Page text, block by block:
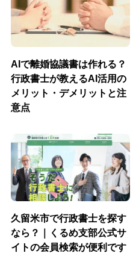
AIで離婚協議書は作れる？
行政書士が教えるAI活用の
メリット・デメリットと注
意点
久留米市で行政書士を探す
なら？｜くるめ支部公式サ
イトの会員検索が便利です